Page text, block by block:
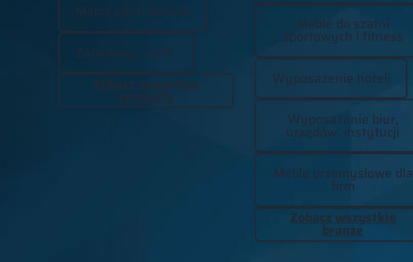
Meble kontraktowe
Zabudowy z HPL
Meble do szatni
sportowych i fitness
Wyposażenie hoteli
Wyposażenie biur,
urzędów, instytucji
Meble przemysłowe dla
firm
Zobacz wszystkie
branże